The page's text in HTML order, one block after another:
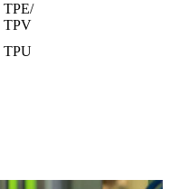
TPE/
TPV
TPU